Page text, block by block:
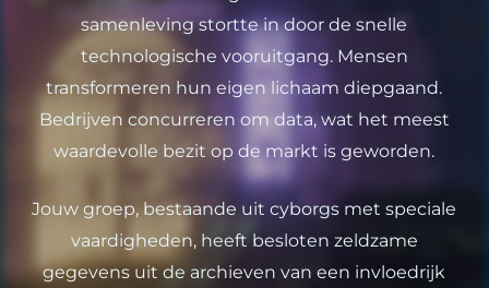
samenleving stortte in door de snelle
technologische vooruitgang. Mensen
transformeren hun eigen lichaam diepgaand.
Bedrijven concurreren om data, wat het meest
waardevolle bezit op de markt is geworden.
Jouw groep, bestaande uit cyborgs met speciale
vaardigheden, heeft besloten zeldzame
gegevens uit de archieven van een invloedrijk